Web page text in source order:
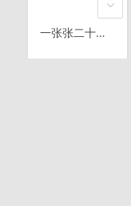
一张张二十的数着真累